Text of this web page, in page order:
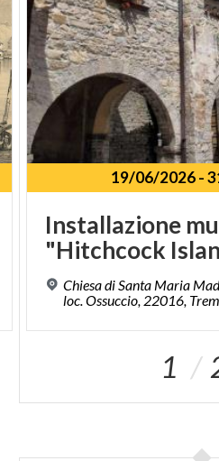
19/06/2026-
Installazione
"Hitchcock
Chiesa di Santa Maria
loc. Ossuccio, 22016,
1